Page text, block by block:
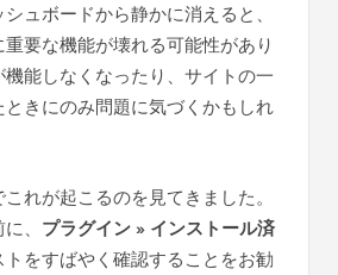
ュボードから静かに消えると、
要な機能が壊れる可能性があり
機能しなくなったり、サイトの一
きにのみ問題に気づくかもしれ
れが起こるのを見てきました。
、 プラグイン » インストール済
トをすばやく確認することをお勧